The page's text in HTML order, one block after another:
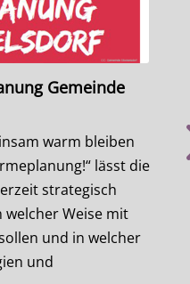
Gemeinde
warm bleiben
lässt die
strategisch
welcher Weise mit
und in welcher
und